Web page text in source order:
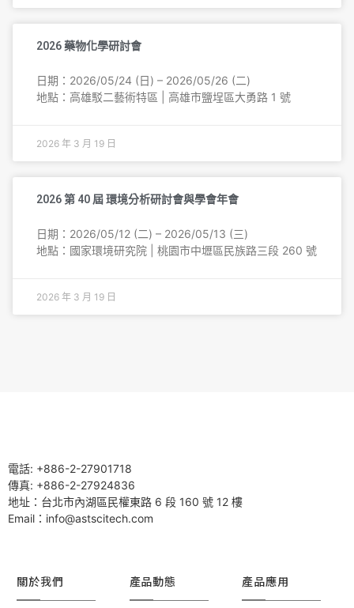
2026 藥物化學研討會
日期：2026/05/24 (日) – 2026/05/26 (二)
地點：高雄駁二藝術特區 | 高雄市鹽埕區大勇路 1 號
2026 年 3 月 19 日
2026 第 40 屆 環境分析研討會與學會年會
日期：2026/05/12 (二) – 2026/05/13 (三)
地點：國家環境研究院 | 桃園市中壢區民族路三段 260 號
2026 年 3 月 19 日
電話: +886-2-27901718
傳真: +886-2-27924836
地址：台北市內湖區民權東路 6 段 160 號 12 樓
Email：info@astscitech.com
關於我們 產品動態 產品應用